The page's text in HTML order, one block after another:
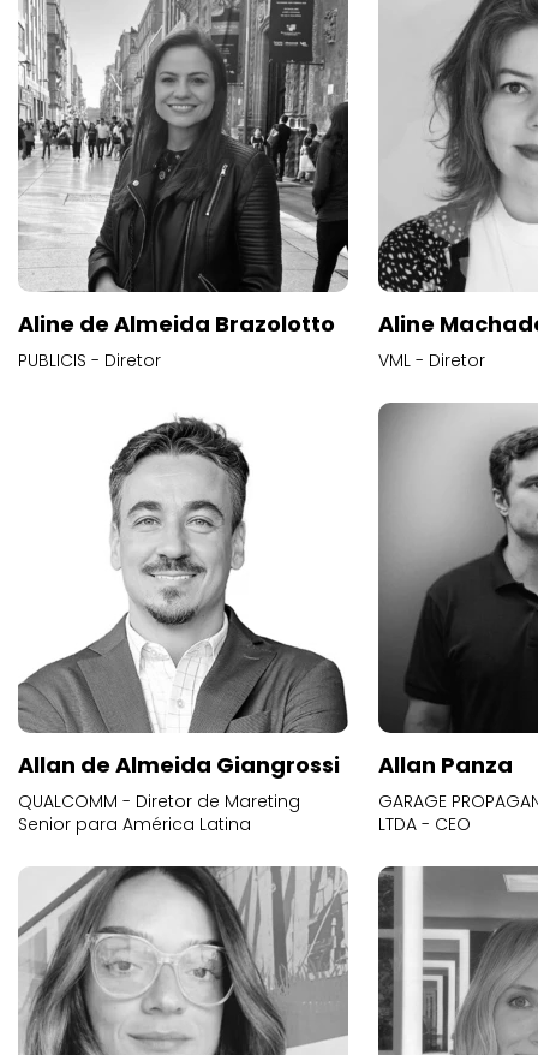
Aline de Almeida Brazolotto
PUBLICIS - Diretor
Aline
VML - Diretor
Allan de Almeida Giangrossi
QUALCOMM - Diretor de Mareting
Senior para América Latina
Allan Panza
GARAGE
LTDA - CEO